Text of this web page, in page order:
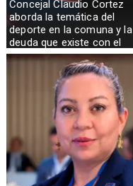
Concejal Claudio Cortez
aborda la temática del
deporte en la comuna y la
deuda que existe con el
sector rural